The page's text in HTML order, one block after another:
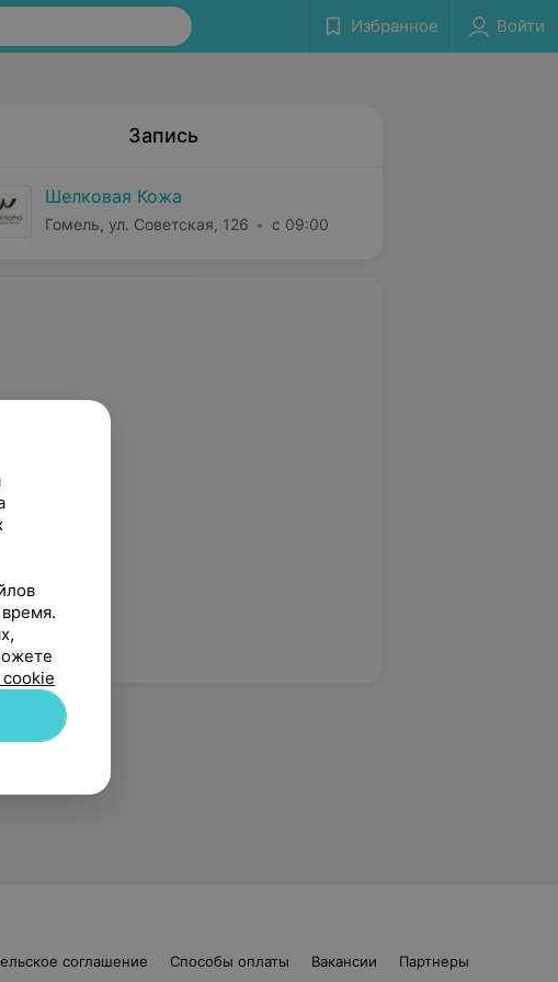
Избранное Войти
Запись
Шелковая Кожа
Гомель, ул. Советская, 126 с 09:00
соглашение Способы оплаты Вакансии Партнеры